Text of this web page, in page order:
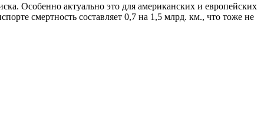
Особенно актуально это для американских и европейских
смертность составляет 0,7 на 1,5 млрд. км., что тоже не